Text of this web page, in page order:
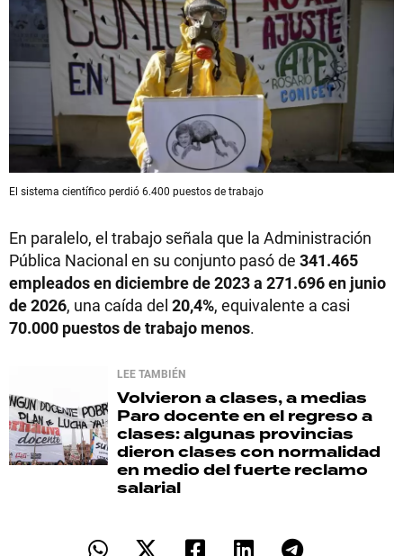
El sistema científico perdió 6.400 puestos de trabajo
En paralelo, el trabajo señala que la Administración
Pública Nacional en su conjunto pasó de 341.465
empleados en diciembre de 2023 a 271.696 en junio
de 2026, una caída del 20,4%, equivalente a casi
70.000 puestos de trabajo menos.
LEE TAMBIÉN
Volvieron a clases, a medias
Paro docente en el regreso a
clases: algunas provincias
dieron clases con normalidad
en medio del fuerte reclamo
salarial